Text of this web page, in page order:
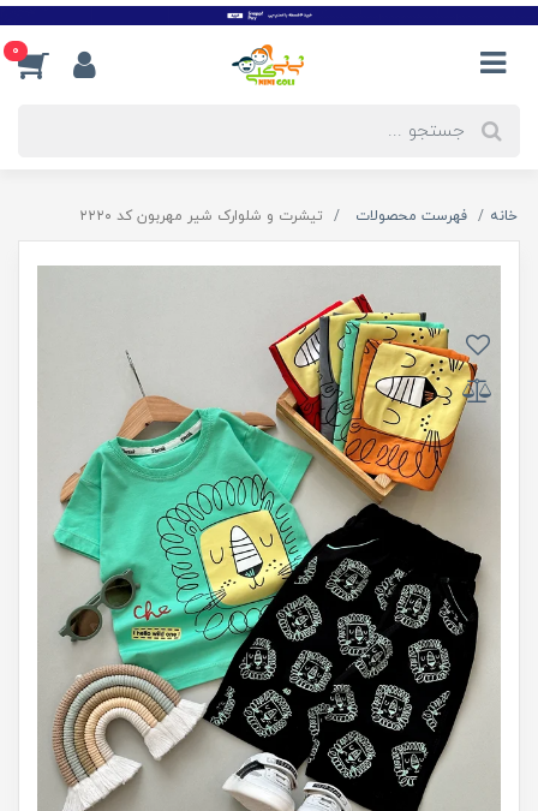
0
خانه فهرست محصولات تیشرت و شلوارک شیر مهربون کد ۲۲۲۰